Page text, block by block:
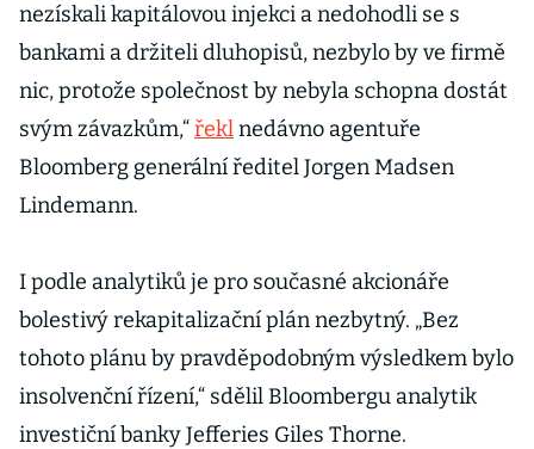
nezískali kapitálovou injekci a nedohodli se s
bankami a držiteli dluhopisů, nezbylo by ve firmě
nic, protože společnost by nebyla schopna dostát
svým závazkům,“řeklnedávno agentuře
Bloomberg generální ředitel Jorgen Madsen
Lindemann.
I podle analytiků je pro současné akcionáře
bolestivý rekapitalizační plán nezbytný. „Bez
tohoto plánu by pravděpodobným výsledkem bylo
insolvenční řízení,“ sdělil Bloombergu analytik
investiční banky Jefferies Giles Thorne.